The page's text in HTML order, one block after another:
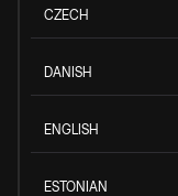
CZECH
DANISH
ENGLISH
ESTONIAN